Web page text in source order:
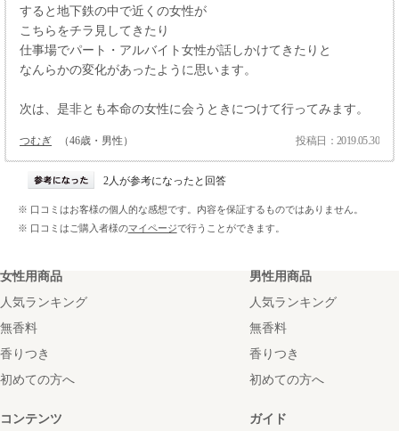
すると地下鉄の中で近くの女性が
こちらをチラ見してきたり
仕事場でパート・アルバイト女性が話しかけてきたりと
なんらかの変化があったように思います。
次は、是非とも本命の女性に会うときにつけて行ってみます。
つむぎ （46歳・男性） 投稿日：2019.05.30
2人が参考になったと回答
※ 口コミはお客様の個人的な感想です。内容を保証するものではありません。
※ 口コミはご購入者様のマイページで行うことができます。
女性用商品
人気ランキング
無香料
香りつき
初めての方へ
男性用商品
人気ランキング
無香料
香りつき
初めての方へ
コンテンツ ガイド